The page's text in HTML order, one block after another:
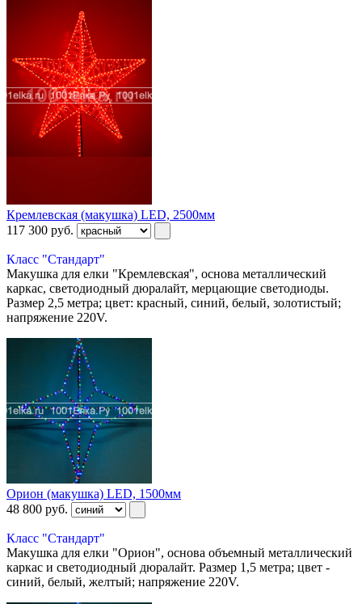
Кремлевская (макушка) LED, 2500мм
117 300 руб.
Класс "Стандарт"
Макушка для елки "Кремлевская", основа металлический
каркас, светодиодный дюралайт, мерцающие светодиоды.
Размер 2,5 метра; цвет: красный, синий, белый, золотистый;
напряжение 220V.
Орион (макушка) LED, 1500мм
48 800 руб.
Класс "Стандарт"
Макушка для елки "Орион", основа объемный металлический
каркас и светодиодный дюралайт. Размер 1,5 метра; цвет -
синий, белый, желтый; напряжение 220V.